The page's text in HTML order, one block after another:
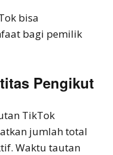
bisa
bagi pemilik
Pengikut
TikTok
jumlah total
Waktu tautan